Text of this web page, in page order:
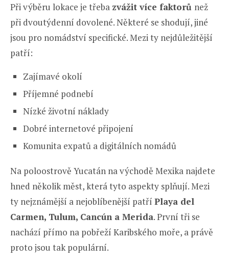
Při výběru lokace je třeba zvážit více faktorů než
při dvoutýdenní dovolené. Některé se shodují, jiné
jsou pro nomádství specifické. Mezi ty nejdůležitější
patří:
Zajímavé okolí
Příjemné podnebí
Nízké životní náklady
Dobré internetové připojení
Komunita expatů a digitálních nomádů
Na poloostrově Yucatán na východě Mexika najdete
hned několik měst, která tyto aspekty splňují. Mezi
ty nejznámější a nejoblíbenější patří Playa del
Carmen, Tulum, Cancún a Merida. První tři se
nachází přímo na pobřeží Karibského moře, a právě
proto jsou tak populární.